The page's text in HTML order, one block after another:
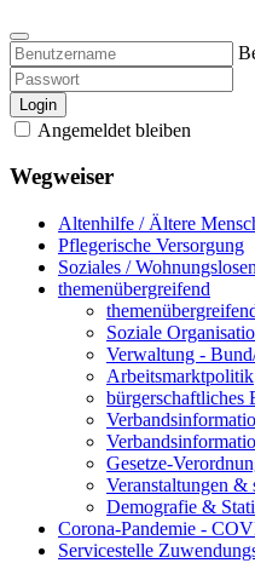
Login
Angemeldet bleiben
Wegweiser
Altenhilfe / Ältere
Pflegerische Versorgung
Soziales /
themenübergreifend
Soziale
Verwaltung -
Arbeitsmarktpolitik
bürgerschaftliches
Gesetze-
Veranstaltungen &
Demografie &
Corona-Pandemie -
Servicestelle